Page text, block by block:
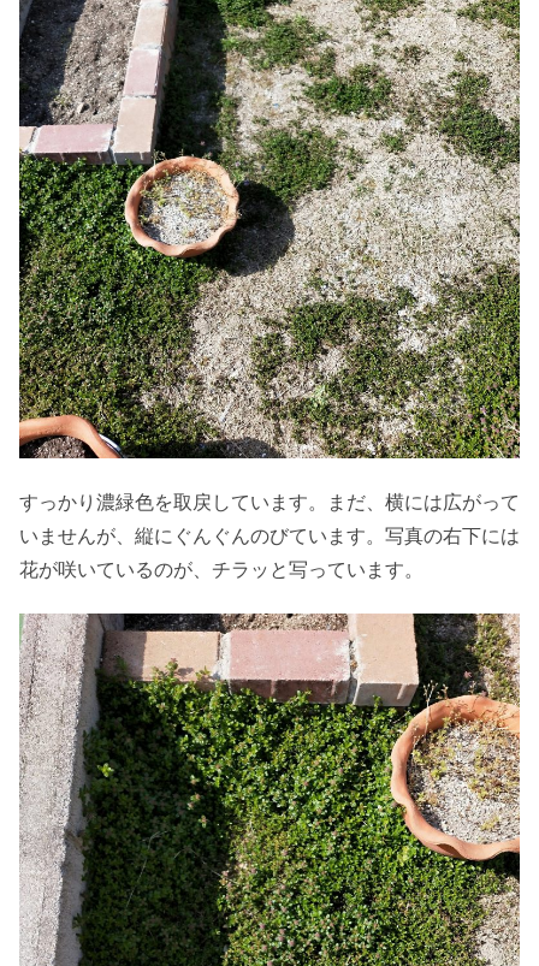
すっかり濃緑色を取戻しています。まだ、横には広がって
いませんが、縦にぐんぐんのびています。写真の右下には
花が咲いているのが、チラッと写っています。